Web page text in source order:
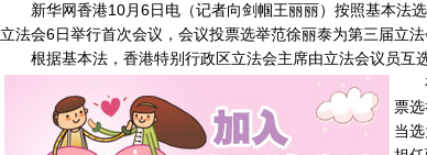
新华网香港10月6日电（记者向剑帼王丽丽）按照基本法选
立法会6日举行首次会议，会议投票选举范徐丽泰为第三届立法
根据基本法，香港特别行政区立法会主席由立法会议员互选
在
票
当